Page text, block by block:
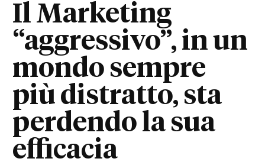
Il Marketing
“aggressivo”, in un
mondo sempre
più distratto, sta
perdendo la sua
efficacia